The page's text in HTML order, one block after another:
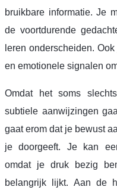
bruikbare informatie. Je
de voortdurende
leren onderscheiden.
en emotionele signalen
Omdat het soms
subtiele aanwijzingen
gaat erom dat je bewust
je doorgeeft. Je kan
omdat je druk bezig
belangrijk lijkt. Aan de